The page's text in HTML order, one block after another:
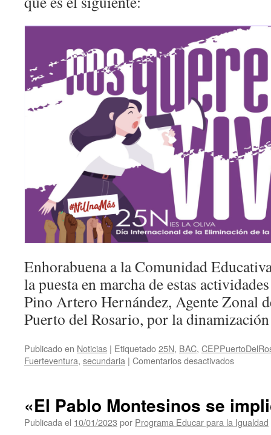
Enhorabuena a la Comunidad
la puesta en marcha de estas
Pino Artero Hernández, Agente Zonal
Puerto del Rosario, por la
Publicado en Noticias | Etiquetado25N, BAC,
Fuerteventura, secundaria | Comentarios desactivadosen
vivas!»
en
«El Pablo Montesinos se
Publicada el 10/01/2023 por Programa Educar para la Igualdad